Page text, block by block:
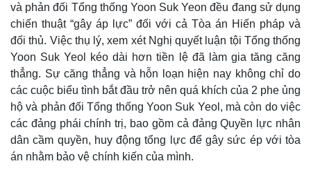
và phản đối Tổng thống Yoon Suk Yeon đều đang sử dụng
chiến thuật “gây áp lực” đối với cả Tòa án Hiến pháp và
đối thủ. Việc thụ lý, xem xét Nghị quyết luận tội Tổng thống
Yoon Suk Yeol kéo dài hơn tiền lệ đã làm gia tăng căng
thẳng. Sự căng thẳng và hỗn loạn hiện nay không chỉ do
các cuộc biểu tình bắt đầu trở nên quá khích của 2 phe ủng
hộ và phản đối Tổng thống Yoon Suk Yeol, mà còn do việc
các đảng phái chính trị, bao gồm cả đảng Quyền lực nhân
dân cầm quyền, huy động tổng lực để gây sức ép với tòa
án nhằm bảo vệ chính kiến của mình.